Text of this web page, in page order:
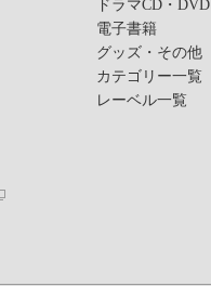
ドラマCD・DVD
電子書籍
グッズ・その他
カテゴリー一覧
レーベル一覧